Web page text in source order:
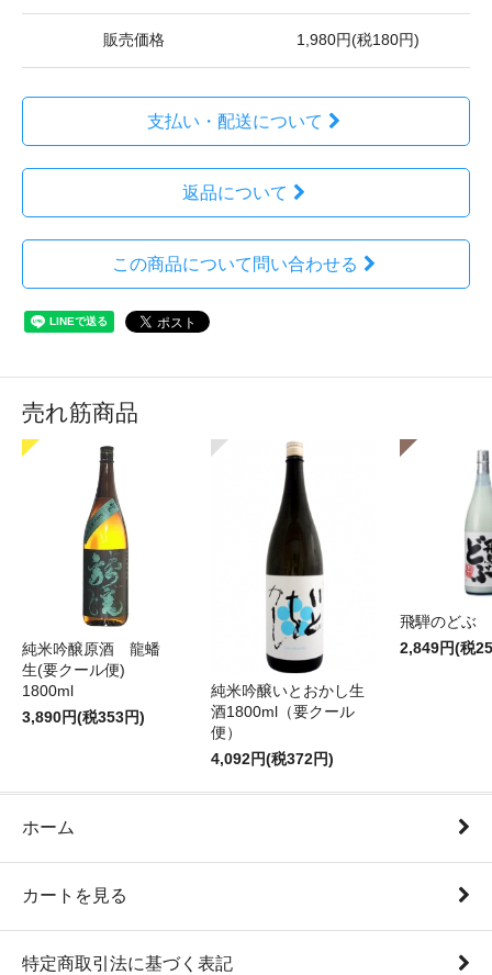
販売価格 1,980円(税180円)
支払い・配送について
返品について
この商品について問い合わせる
売れ筋商品
純米吟醸原酒 龍蟠
生(要クール便)
1800ml
3,890円(税353円)
純米吟醸いとおかし生
酒1800ml（要クール
便）
4,092円(税372円)
飛騨のどぶ
2,849円(税
ホーム
カートを見る
特定商取引法に基づく表記